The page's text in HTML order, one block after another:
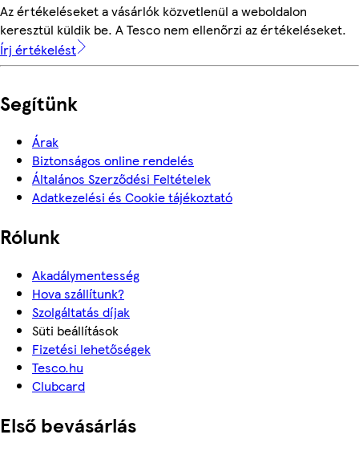
Az értékeléseket a vásárlók közvetlenül a weboldalon
keresztül küldik be. A Tesco nem ellenőrzi az értékeléseket.
Írj értékelést
Segítünk
Árak
Biztonságos online rendelés
Általános Szerződési Feltételek
Adatkezelési és Cookie tájékoztató
Rólunk
Akadálymentesség
Hova szállítunk?
Szolgáltatás díjak
Süti beállítások
Fizetési lehetőségek
Tesco.hu
Clubcard
Első bevásárlás